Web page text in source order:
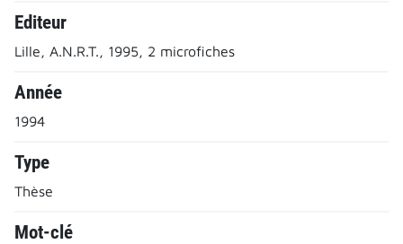
Editeur
Lille, A.N.R.T., 1995, 2 microfiches
Année
1994
Type
Thèse
Mot-clé